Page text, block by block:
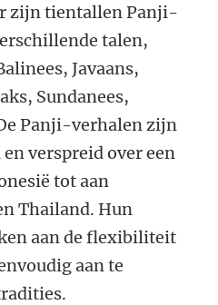
zijn tientallen Panji-
talen,
Javaans,
Sundanees,
Panji-verhalen zijn
verspreid over een
tot aan
Thailand. Hun
aan de flexibiliteit
aan te